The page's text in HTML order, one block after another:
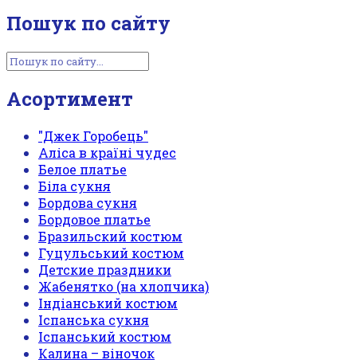
Пошук по сайту
Асортимент
"Джек Горобець"
Аліса в країні чудес
Белое платье
Біла сукня
Бордова сукня
Бордовое платье
Бразильский костюм
Гуцульський костюм
Детские праздники
Жабенятко (на хлопчика)
Індіанський костюм
Іспанська сукня
Іспанський костюм
Калина – віночок